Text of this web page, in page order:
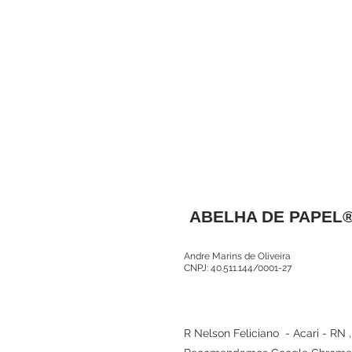
ABELHA DE
Andre Marins de Oliveira
CNPJ: 40.511.144/0001-27
R Nelson Feliciano - Acari - RN